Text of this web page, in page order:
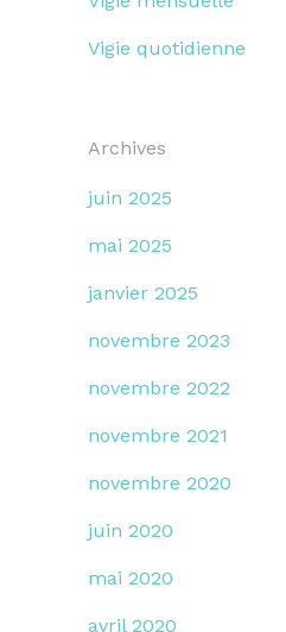
Vigie quotidienne
Archives
juin 2025
mai 2025
janvier 2025
novembre 2023
novembre 2022
novembre 2021
novembre 2020
juin 2020
mai 2020
avril 2020